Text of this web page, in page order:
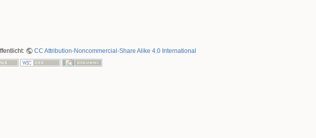
CC Attribution-Noncommercial-Share Alike 4.0 International